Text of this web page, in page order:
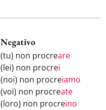
Negativo
(tu) non procreare
(lei) non procrei
(noi) non procreiamo
(voi) non procreate
(loro) non procreino